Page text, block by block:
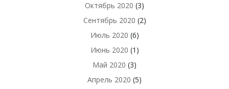
Октябрь 2020 (3)
Сентябрь 2020 (2)
Июль 2020 (6)
Июнь 2020 (1)
Май 2020 (3)
Апрель 2020 (5)